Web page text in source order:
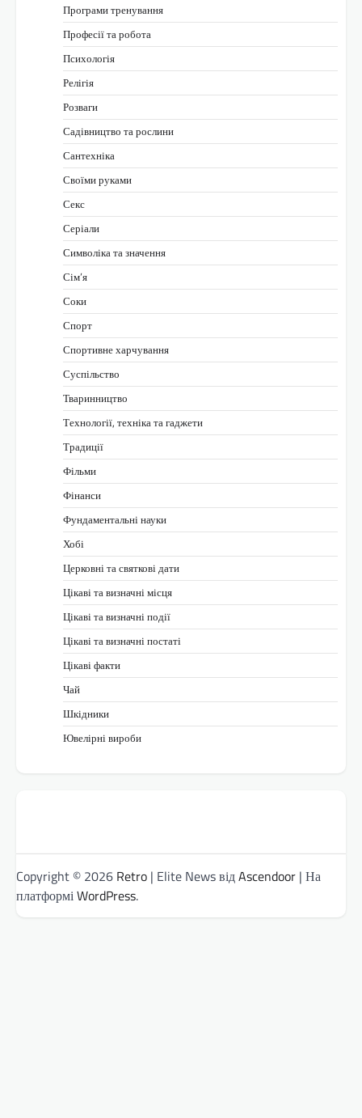
Програми тренування
Професії та робота
Психологія
Релігія
Розваги
Садівництво та рослини
Сантехніка
Своїми руками
Секс
Серіали
Символіка та значення
Сім’я
Соки
Спорт
Спортивне харчування
Суспільство
Тваринництво
Технології, техніка та гаджети
Традиції
Фільми
Фінанси
Фундаментальні науки
Хобі
Церковні та святкові дати
Цікаві та визначні місця
Цікаві та визначні події
Цікаві та визначні постаті
Цікаві факти
Чай
Шкідники
Ювелірні вироби
Copyright © 2026 Retro | Elite News відAscendoor | На
платформіWordPress.